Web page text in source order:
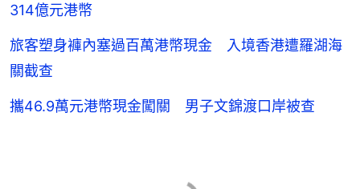
314億元港幣
旅客塑身褲內塞過百萬港幣現金 入境香港遭羅湖海
關截查
攜46.9萬元港幣現金闖關 男子文錦渡口岸被查